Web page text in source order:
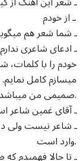
ـ از خودم.
ـ شما شعر هم
ـ ادعای شاعری
خودم را با کلمات،
میسازم کامل
صمیمی من میباشد.
ـ آقای غمین شاعر
ـ شاعر نیست ولی
وارد است.
ـ تا حالا فهمیدم